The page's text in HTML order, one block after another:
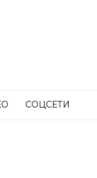
СОЦСЕТИ